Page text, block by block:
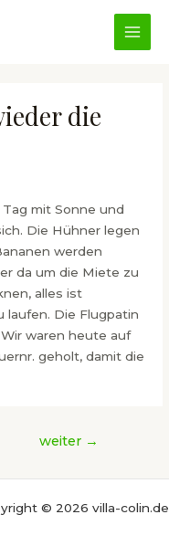
die
mit Sonne und
Die Hühner legen
werden
da um die Miete zu
alles ist
laufen. Die Flugpatin
waren heute auf
geholt, damit die
weiter →
© 2026 villa-colin.de